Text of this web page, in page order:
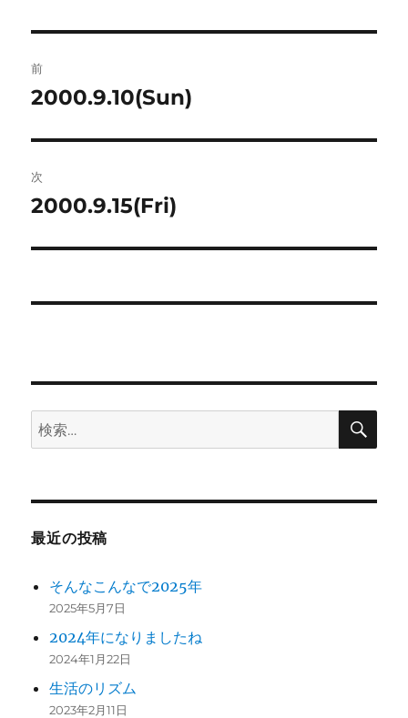
稿
ビ
ゲ
ー
前
前
投
稿:
2000.9.10(Sun)
次
次
投
2000.9.15(Fri)
検
索:
検
最近の投稿
そんなこんなで2025年
2025年5月7日
2024年になりましたね
2024年1月22日
生活のリズム
2023年2月11日